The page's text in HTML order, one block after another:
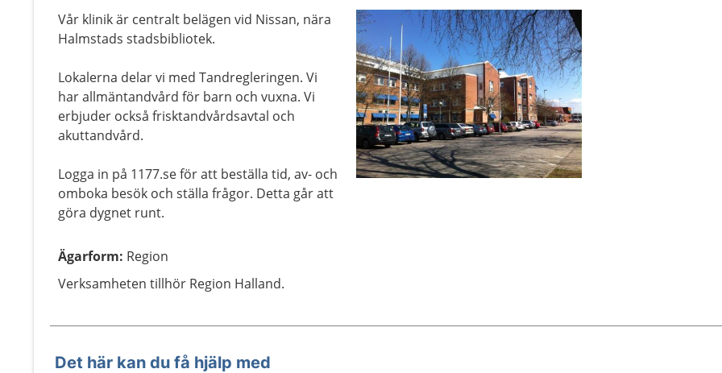
Vår klinik är centralt belägen vid Nissan, nära
Halmstads stadsbibliotek.
Lokalerna delar vi med Tandregleringen. Vi
har allmäntandvård för barn och vuxna. Vi
erbjuder också frisktandvårdsavtal och
akuttandvård.
Logga in på 1177.se för att beställa tid, av- och
omboka besök och ställa frågor. Detta går att
göra dygnet runt.
Ägarform: Region
Verksamheten tillhör Region Halland.
Det här kan du få hjälp med